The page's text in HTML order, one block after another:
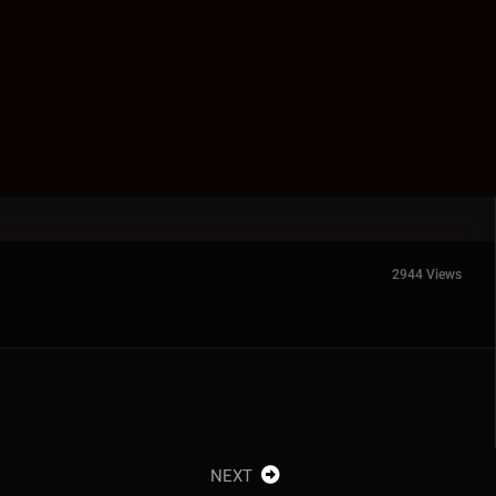
2944 Views
NEXT